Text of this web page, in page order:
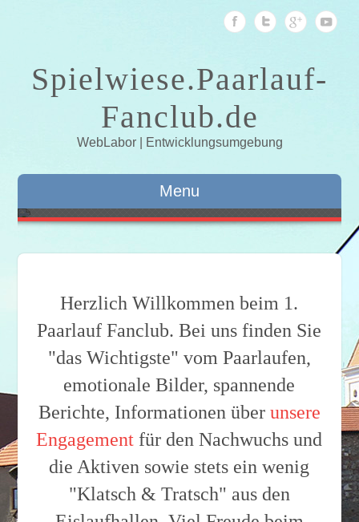
Spielwiese.Paarlauf-
Fanclub.de
WebLabor | Entwicklungsumgebung
Menu
Aljona & Bruno
Wir versuchen die aktuellen Entwicklung im Auge
zu behalten und fassen sie hier zusammen.
Herzlich Willkommen beim 1.
Paarlauf Fanclub. Bei uns finden Sie
"das Wichtigste" vom Paarlaufen,
emotionale Bilder, spannende
Berichte, Informationen über unsere
Engagement für den Nachwuchs und
die Aktiven sowie stets ein wenig
"Klatsch & Tratsch" aus den